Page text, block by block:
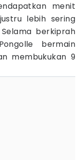
menit
lebih sering
berkiprah
bermain
membukukan 9